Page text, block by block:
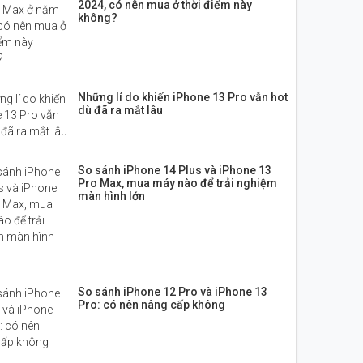
2024, có nên mua ở thời điểm này
không?
Những lí do khiến iPhone 13 Pro vẫn hot
dù đã ra mắt lâu
So sánh iPhone 14 Plus và iPhone 13
Pro Max, mua máy nào để trải nghiệm
màn hình lớn
So sánh iPhone 12 Pro và iPhone 13
Pro: có nên nâng cấp không